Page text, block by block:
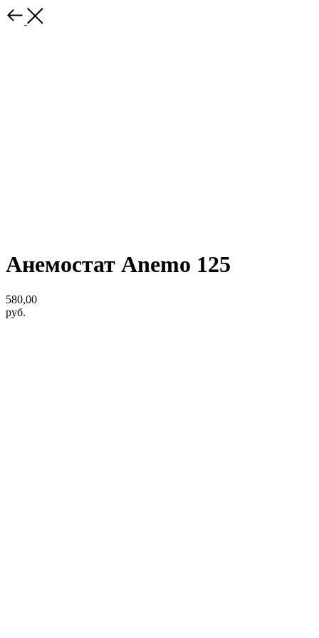
Анемостат Anemo 125
580,00
руб.